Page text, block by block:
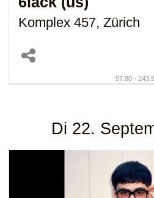
Komplex 457, Zürich
57.80 -
Di 22.